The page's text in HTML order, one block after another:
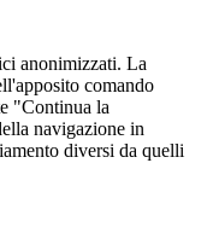
anonimizzati. La
comando
"Continua la
navigazione in
diversi da quelli